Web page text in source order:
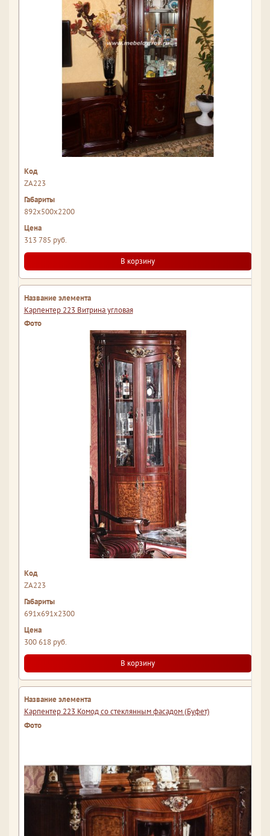
ZA223
892x500x2200
313 785 руб.
В корзину
Карпентер 223 Витрина угловая
ZA223
691x691x2300
300 618 руб.
В корзину
Карпентер 223 Комод со стеклянным фасадом (Буфет)